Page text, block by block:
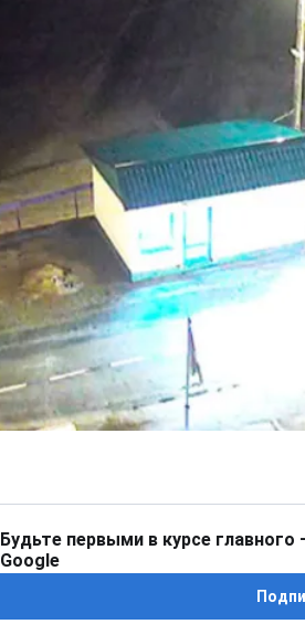
Будьте первыми в курсе
Google